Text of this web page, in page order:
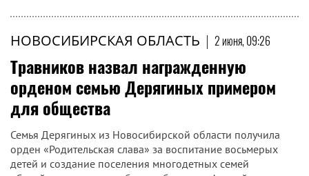
НОВОСИБИРСКАЯ ОБЛАСТЬ | 2 июня, 09:26
Травников назвал награжденную
орденом семью Дерягиных примером
для общества
Семья Дерягиных из Новосибирской области получила
орден «Родительская слава» за воспитание восьмерых
детей и создание поселения многодетных семей